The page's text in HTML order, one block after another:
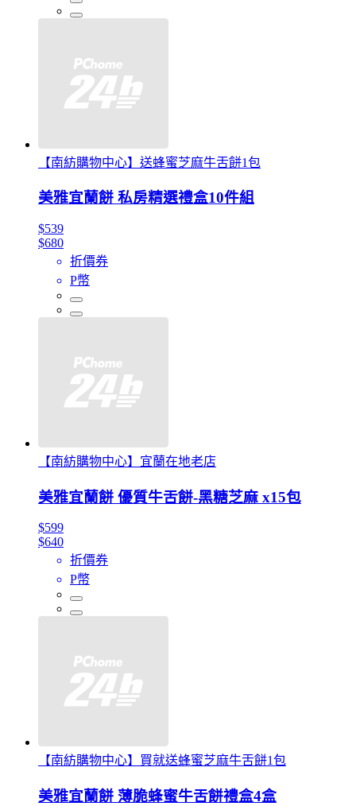
【南紡購物中心】送蜂蜜芝麻牛舌餅1包
美雅宜蘭餅 私房精選禮盒10件組
$539
$680
折價券
P幣
【南紡購物中心】宜蘭在地老店
美雅宜蘭餅 優質牛舌餅-黑糖芝麻 x15包
$599
$640
折價券
P幣
【南紡購物中心】買就送蜂蜜芝麻牛舌餅1包
美雅宜蘭餅 薄脆蜂蜜牛舌餅禮盒4盒